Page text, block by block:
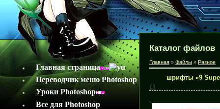
Главная страница
Переводчик меню Photoshop
Уроки Photoshop
Все для Photoshop
Каталог файлов
Главная » Файлы » Разное
шрифты «9
[ ]